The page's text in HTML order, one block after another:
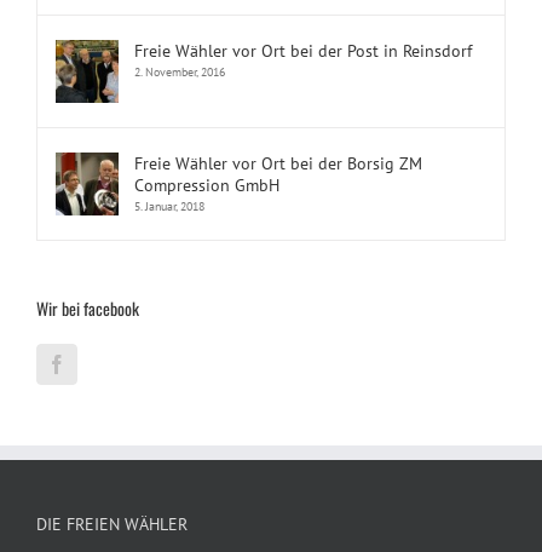
Freie Wähler vor Ort bei der Post in Reinsdorf
2. November, 2016
Freie Wähler vor Ort bei der Borsig ZM
Compression GmbH
5. Januar, 2018
Wir bei facebook
DIE FREIEN WÄHLER